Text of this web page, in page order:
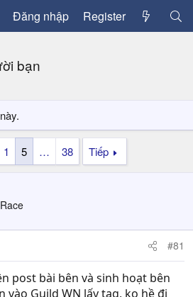
Đăng nhập Register
bạn
1 5 … 38 Tiếp
#81
post bài bên và sinh hoạt bên
vào Guild WN lấy tag, ko hề đi